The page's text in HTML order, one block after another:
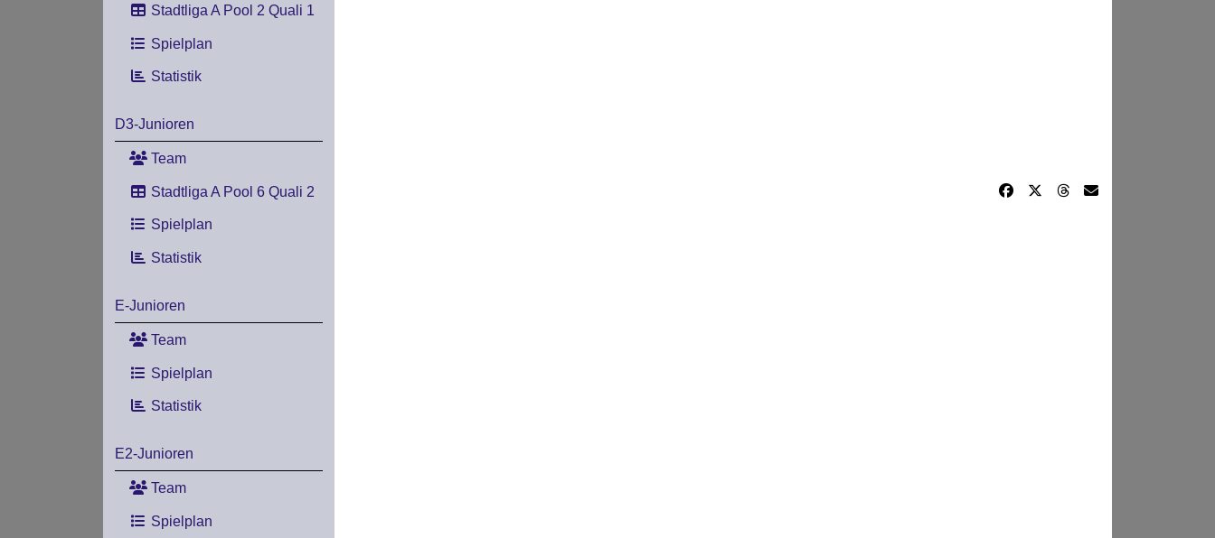
Stadtliga A Pool 2 Quali 1
Spielplan
Statistik
D3-Junioren
Team
Stadtliga A Pool 6 Quali 2
Spielplan
Statistik
E-Junioren
Team
Spielplan
Statistik
E2-Junioren
Team
Spielplan